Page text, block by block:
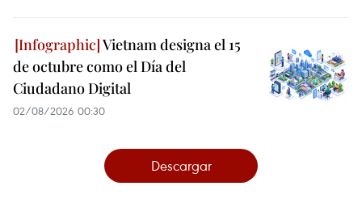
Vietnam designa el 15
de octubre como el Día del
Ciudadano Digital
02/08/2026 00:30
Descargar